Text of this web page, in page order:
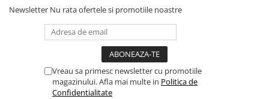
Newsletter Nu rata ofertele si promotiile noastre
Vreau sa primesc newsletter cu promotiile
magazinului. Afla mai multe in Politica de
Confidentialitate